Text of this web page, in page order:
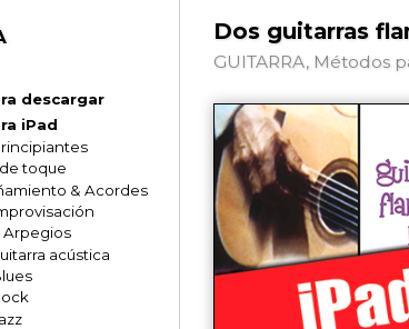
descargar
iPad
toque
& Acordes
Arpegios
acústica
Dos guitarras
GUITARRA, Métodos